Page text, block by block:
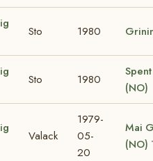
Sto 1980
Sto 1980
(NO)
Valack
1979-
05-
20
Mai
(NO)